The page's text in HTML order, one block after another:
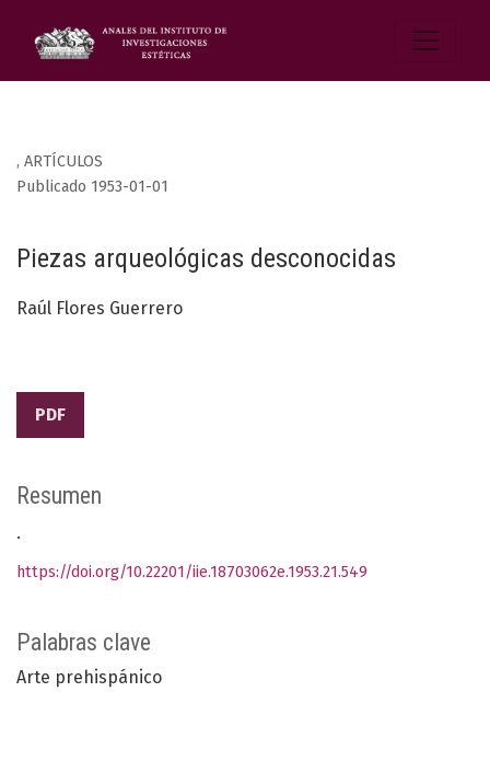
, ARTÍCULOS
Piezas arqueológicas desconocidas
Publicado 1953-01-01
Raúl Flores Guerrero
PDF
Palabras clave
Arte prehispánico
Resumen
.
https://doi.org/10.22201/iie.18703062e.1953.21.549